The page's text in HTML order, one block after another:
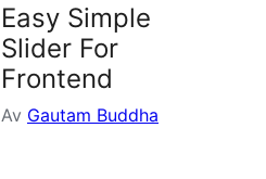
Easy Simple
Slider For
Frontend
Av Gautam Buddha